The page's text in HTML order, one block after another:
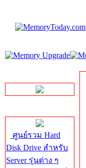
ศูนย์รวม Hard
Disk Drive สำหรับ
Server รุ่นต่าง ๆ